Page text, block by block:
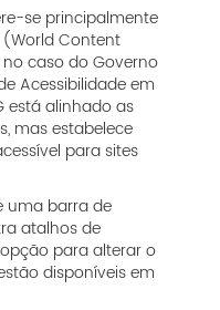
se principalmente
Content
caso do Governo
Acessibilidade em
está alinhado as
mas estabelece
para sites
uma barra de
atalhos de
para alterar o
disponíveis em